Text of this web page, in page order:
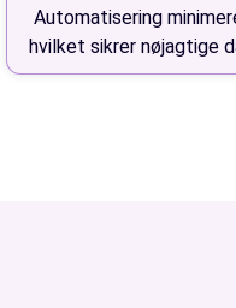
Automatisering
hvilket sikrer nøjagtige